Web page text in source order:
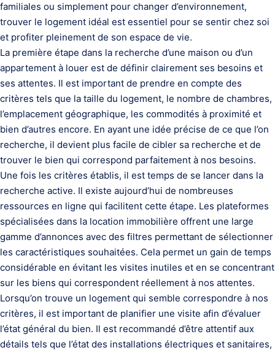
familiales ou simplement pour changer d’environnement,
trouver le logement idéal est essentiel pour se sentir chez soi
et profiter pleinement de son espace de vie.
La première étape dans la recherche d’une maison ou d’un
appartement à louer est de définir clairement ses besoins et
ses attentes. Il est important de prendre en compte des
critères tels que la taille du logement, le nombre de chambres,
l’emplacement géographique, les commodités à proximité et
bien d’autres encore. En ayant une idée précise de ce que l’on
recherche, il devient plus facile de cibler sa recherche et de
trouver le bien qui correspond parfaitement à nos besoins.
Une fois les critères établis, il est temps de se lancer dans la
recherche active. Il existe aujourd’hui de nombreuses
ressources en ligne qui facilitent cette étape. Les plateformes
spécialisées dans la location immobilière offrent une large
gamme d’annonces avec des filtres permettant de sélectionner
les caractéristiques souhaitées. Cela permet un gain de temps
considérable en évitant les visites inutiles et en se concentrant
sur les biens qui correspondent réellement à nos attentes.
Lorsqu’on trouve un logement qui semble correspondre à nos
critères, il est important de planifier une visite afin d’évaluer
l’état général du bien. Il est recommandé d’être attentif aux
détails tels que l’état des installations électriques et sanitaires,